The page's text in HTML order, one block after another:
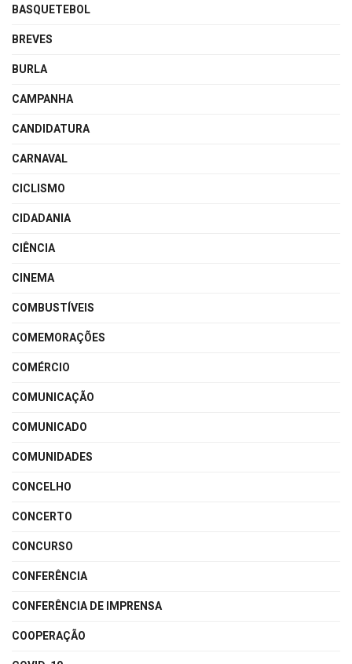
BASQUETEBOL
BREVES
BURLA
CAMPANHA
CANDIDATURA
CARNAVAL
CICLISMO
CIDADANIA
CIÊNCIA
CINEMA
COMBUSTÍVEIS
COMEMORAÇÕES
COMÉRCIO
COMUNICAÇÃO
COMUNICADO
COMUNIDADES
CONCELHO
CONCERTO
CONCURSO
CONFERÊNCIA
CONFERÊNCIA DE IMPRENSA
COOPERAÇÃO